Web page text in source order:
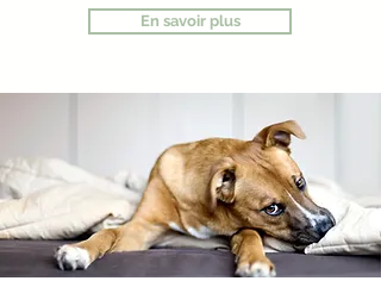
En savoir plus